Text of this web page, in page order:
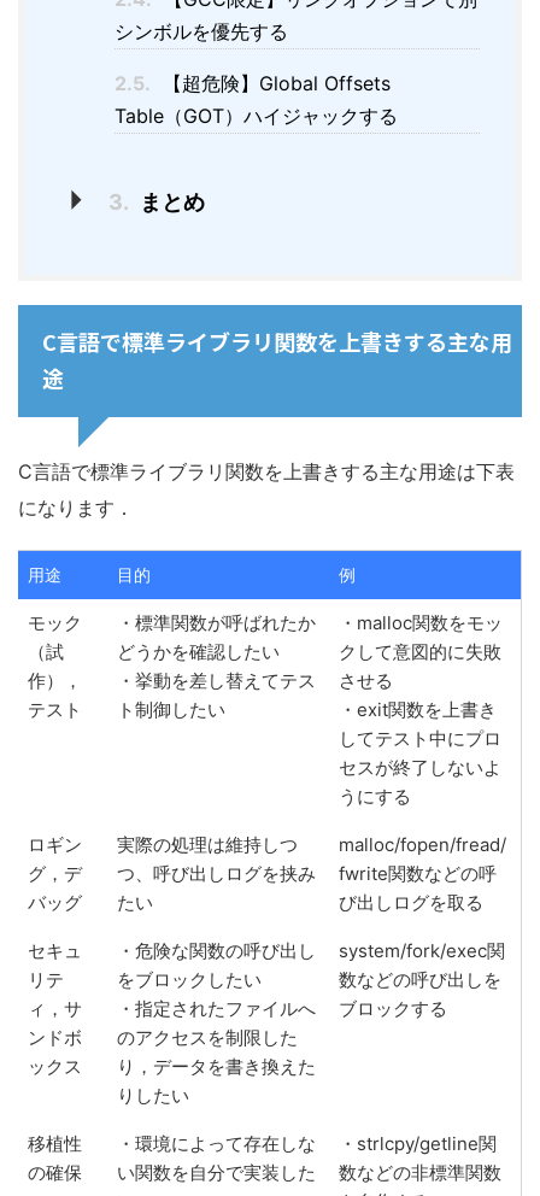
シンボルを優先する
2.5.
【超危険】Global Offsets
Table（GOT）ハイジャックする
3. まとめ
C言語で標準ライブラリ関数を上書きする主な用
途
C言語で標準ライブラリ関数を上書きする主な用途は下表
になります．
用途 目的 例
モック
（試
作），
テスト
・標準関数が呼ばれたか
どうかを確認したい
・挙動を差し替えてテス
ト制御したい
・malloc関数をモッ
クして意図的に失敗
させる
・exit関数を上書き
してテスト中にプロ
セスが終了しないよ
うにする
ロギン
グ，デ
バッグ
実際の処理は維持しつ
つ、呼び出しログを挟み
たい
malloc/fopen/fread/
fwrite関数などの呼
び出しログを取る
セキュ
リテ
ィ，サ
ンドボ
ックス
・危険な関数の呼び出し
をブロックしたい
・指定されたファイルへ
のアクセスを制限した
り，データを書き換えた
りしたい
system/fork/exec関
数などの呼び出しを
ブロックする
移植性
の確保
・環境によって存在しな
い関数を自分で実装した
・strlcpy/getline関
数などの非標準関数